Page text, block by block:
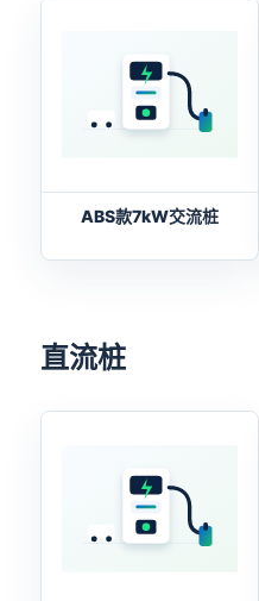
ABS款7kW交流桩
直流桩